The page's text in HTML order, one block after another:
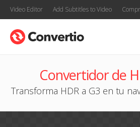
Video Editor Add Subtitles to Video
Convertidor de
Transforma HDR a G3 en tu